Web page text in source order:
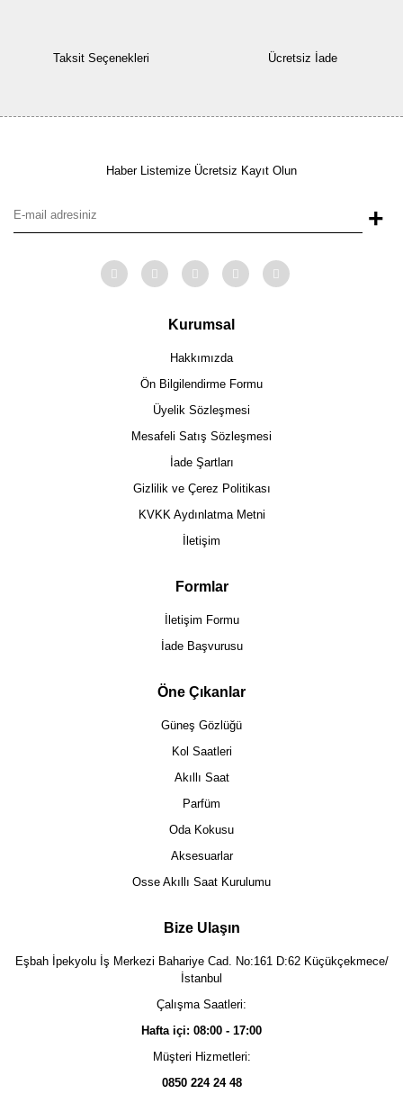
Taksit Seçenekleri Ücretsiz İade
Haber Listemize Ücretsiz Kayıt Olun
+
Kurumsal
Hakkımızda
Ön Bilgilendirme Formu
Üyelik Sözleşmesi
Mesafeli Satış Sözleşmesi
İade Şartları
Gizlilik ve Çerez Politikası
KVKK Aydınlatma Metni
İletişim
Formlar
İletişim Formu
İade Başvurusu
Öne Çıkanlar
Güneş Gözlüğü
Kol Saatleri
Akıllı Saat
Parfüm
Oda Kokusu
Aksesuarlar
Osse Akıllı Saat Kurulumu
Bize Ulaşın
Eşbah İpekyolu İş Merkezi Bahariye Cad. No:161 D:62 Küçükçekmece/
İstanbul
Çalışma Saatleri:
Hafta içi: 08:00 - 17:00
Müşteri Hizmetleri:
0850 224 24 48